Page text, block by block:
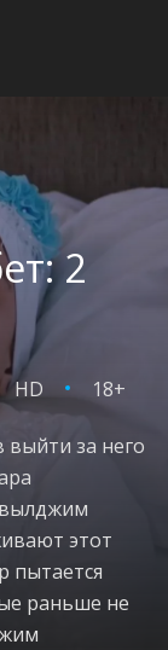
2
HD 18+
выйти за него
этот
пытается
раньше не